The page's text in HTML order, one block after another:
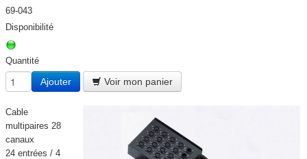
SONORISATION PORTABLE
MICRO ET PERIPHERIQUE
DISCO / DJ PARTY / RADIO▼
STRUCTURES et ACCESSOIRES▼
69-043
Disponibilité
Quantité
Ajouter Voir mon panier
Cable
multipaires 28
canaux
24 entrées / 4